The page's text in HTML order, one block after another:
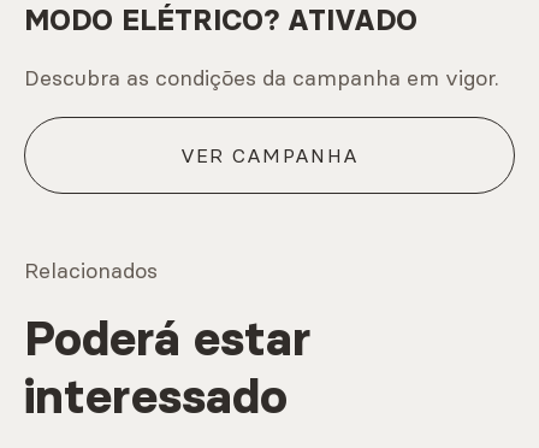
MODO ELÉTRICO? ATIVADO
Descubra as condições da campanha em vigor.
VER CAMPANHA
Relacionados
Poderá estar
interessado